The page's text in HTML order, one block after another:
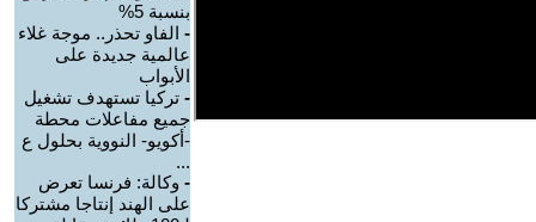
بنسبة 5%
- الفاو تحذر.. موجة غلاء
عالمية جديدة على
الأبواب
- تركيا تستهدف تشغيل
جميع مفاعلات محطة
-أكويو- النووية بحلول ع
...
- وكالة: فرنسا تعرض
على الهند إنتاجا مشتركا